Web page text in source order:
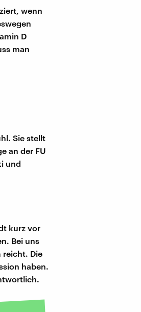
wenn
D
man
Sie stellt
an der FU
und
kurz vor
Bei uns
reicht. Die
haben.